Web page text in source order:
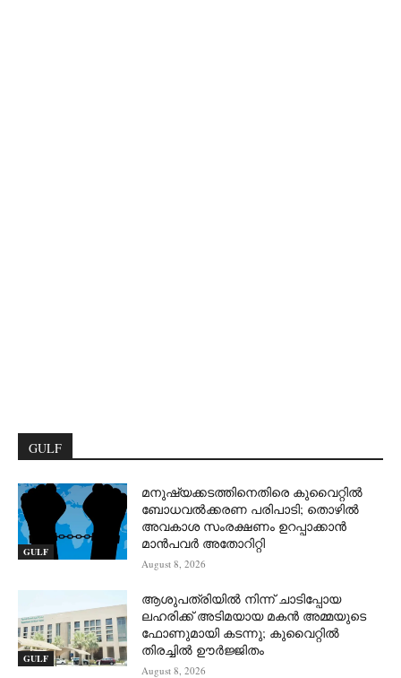
GULF
GULF
മനുഷ്യക്കടത്തിനെതിരെ കുവൈറ്റിൽ
ബോധവൽക്കരണ പരിപാടി; തൊഴിൽ
അവകാശ സംരക്ഷണം ഉറപ്പാക്കാൻ
മാൻപവർ അതോറിറ്റി
August 8, 2026
GULF
ആശുപത്രിയിൽ നിന്ന് ചാടിപ്പോയ
ലഹരിക്ക് അടിമയായ മകൻ അമ്മയുടെ
ഫോണുമായി കടന്നു; കുവൈറ്റിൽ
തിരച്ചിൽ ഊർജ്ജിതം
August 8, 2026